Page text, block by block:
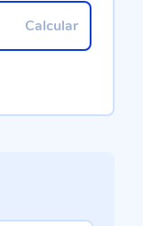
Calcular